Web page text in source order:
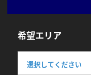
希望エリア